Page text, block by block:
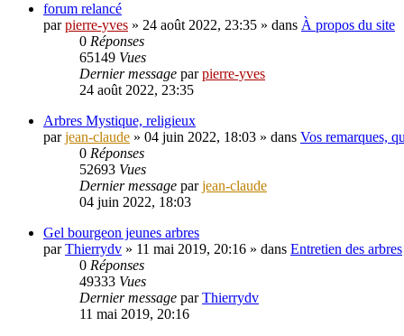
forum relancé
parpierre-yves » 24 août 2022, 23:35 » dans À propos du site
0 Réponses
65149 Vues
Dernier message parpierre-yves
24 août 2022, 23:35
Arbres Mystique, religieux
parjean-claude » 04 juin 2022, 18:03 » dans Vos remarques,
0 Réponses
52693 Vues
Dernier message parjean-claude
04 juin 2022, 18:03
Gel bourgeon jeunes arbres
parThierrydv » 11 mai 2019, 20:16 » dans Entretien des arbres
0 Réponses
49333 Vues
Dernier message parThierrydv
11 mai 2019, 20:16